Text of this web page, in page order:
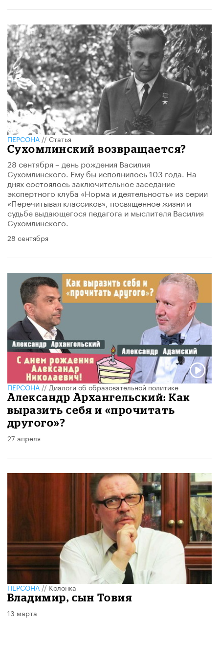
ПЕРСОНА //Статья
Сухомлинский возвращается?
28 сентября – день рождения Василия
Сухомлинского. Ему бы исполнилось 103 года. На
днях состоялось заключительное заседание
экспертного клуба «Норма и деятельность» из серии
«Перечитывая классиков», посвященное жизни и
судьбе выдающегося педагога и мыслителя Василия
Сухомлинского.
28 сентября
ПЕРСОНА//Диалоги об образовательной политике
Александр Архангельский: Как
выразить себя и «прочитать
другого»?
27 апреля
ПЕРСОНА//Колонка
Владимир, сын Товия
13 марта